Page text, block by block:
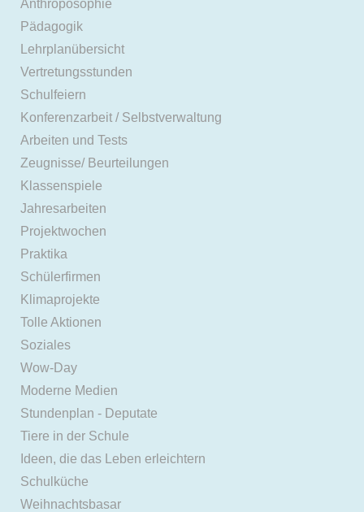
Anthroposophie
Pädagogik
Lehrplanübersicht
Vertretungsstunden
Schulfeiern
Konferenzarbeit / Selbstverwaltung
Arbeiten und Tests
Zeugnisse/ Beurteilungen
Klassenspiele
Jahresarbeiten
Projektwochen
Praktika
Schülerfirmen
Klimaprojekte
Tolle Aktionen
Soziales
Wow-Day
Moderne Medien
Stundenplan - Deputate
Tiere in der Schule
Ideen, die das Leben erleichtern
Schulküche
Weihnachtsbasar